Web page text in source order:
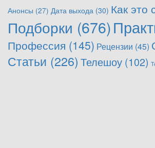
Анонсы (27) Дата выхода (30) Как это
Подборки (676)
Профессия (145) Рецензии (45)
Статьи (226) Телешоу (102)